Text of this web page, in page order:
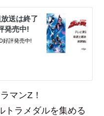
マンZ！
トラメダルを集める